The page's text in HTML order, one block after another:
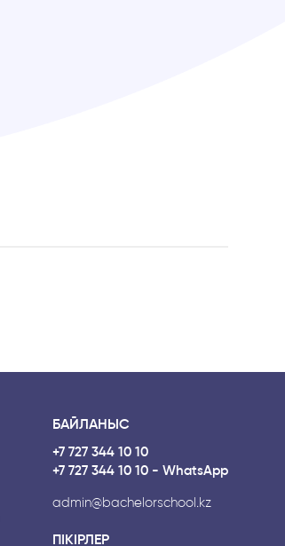
БАЙЛАНЫС
+7 727 344 10 10
+7 727 344 10 10 - WhatsApp
admin@bachelorschool.kz
ПІКІРЛЕР